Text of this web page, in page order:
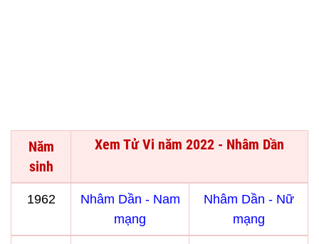
Năm
sinh
Xem Tử Vi năm 2022 - Nhâm Dần
1962
Nhâm Dần - Nam
mạng
Nhâm Dần - Nữ
mạng